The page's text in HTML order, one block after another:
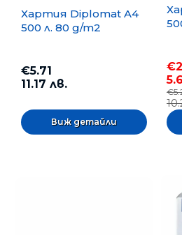
Хартия Diplomat A4
500 л. 80 g/m2
€5.71
11.17 лв.
Виж детайли